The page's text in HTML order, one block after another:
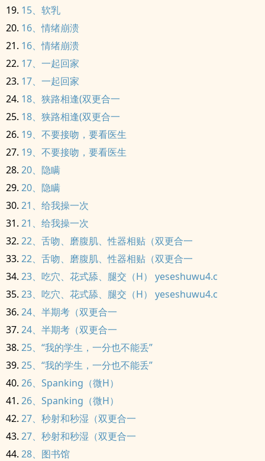
15、软乳
16、情绪崩溃
16、情绪崩溃
17、一起回家
17、一起回家
18、狭路相逢(双更合一
18、狭路相逢(双更合一
19、不要接吻，要看医生
19、不要接吻，要看医生
20、隐瞒
20、隐瞒
21、给我操一次
21、给我操一次
22、舌吻、磨腹肌、性器相贴（双更合一
22、舌吻、磨腹肌、性器相贴（双更合一
23、吃穴、花式舔、腿交（H） yeseshuwu4.c
23、吃穴、花式舔、腿交（H） yeseshuwu4.c
24、半期考（双更合一
24、半期考（双更合一
25、“我的学生，一分也不能丢”
25、“我的学生，一分也不能丢”
26、Spanking（微H）
26、Spanking（微H）
27、秒射和秒湿（双更合一
27、秒射和秒湿（双更合一
28、图书馆